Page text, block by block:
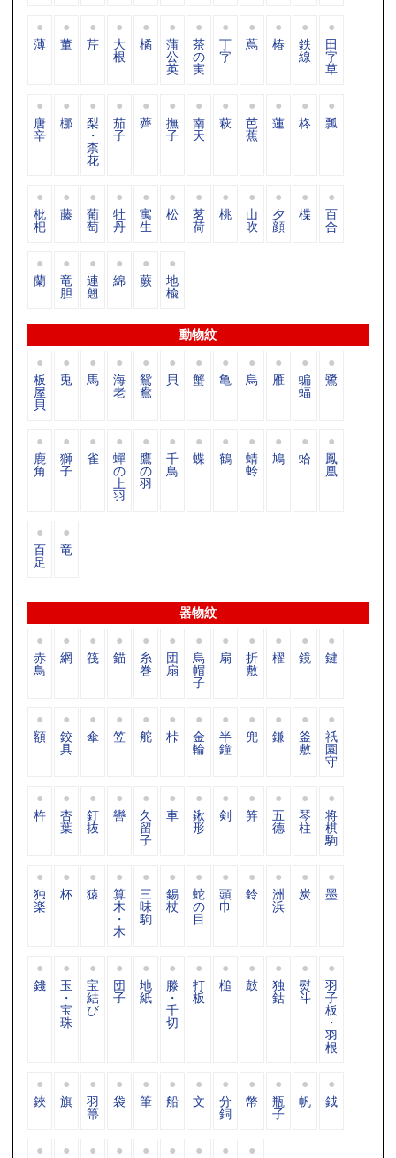
薄 董 芹 大
根
橘 蒲
公
英
茶
の
実
丁
字
蔦 椿 鉄
線
田
字
草
唐
辛
梛 梨
・
柰
花
茄
子
薺 撫
子
南
天
萩 芭
蕉
蓮 柊 瓢
枇
杷
藤 葡
萄
牡
丹
寓
生
松 茗
荷
桃 山
吹
夕
顔
楪 百
合
蘭 竜
胆
連
翹
綿 蕨 地
楡
動物紋
板
屋
貝
兎 馬 海
老
鴛
鴦
貝 蟹 亀 烏 雁 蝙
蝠
鷺
鹿
角
獅
子
雀 蟬
の
上
羽
鷹
の
羽
千
鳥
蝶 鶴 蜻
蛉
鳩 蛤 鳳
凰
百
足
竜
器物紋
赤
鳥
網 筏 錨 糸
巻
団
扇
烏
帽
子
扇 折
敷
櫂 鏡 鍵
額 鉸
具
傘 笠 舵 桛 金
輪
半
鐘
兜 鎌 釜
敷
祇
園
守
杵 杏
葉
釘
抜
轡 久
留
子
車 鍬
形
剣 笄 五
德
琴
柱
将
棋
駒
独
楽
杯 猿 算
木
・
木
三
味
駒
錫
杖
蛇
の
目
頭
巾
鈴 洲
浜
炭 墨
錢 玉
・
宝
珠
宝
結
び
団
子
地
紙
滕
・
千
切
打
板
槌 鼓 独
鈷
熨
斗
羽
子
板
・
羽
根
鋏 旗 羽
箒
袋 筆 船 文 分
銅
幣 瓶
子
帆 鉞